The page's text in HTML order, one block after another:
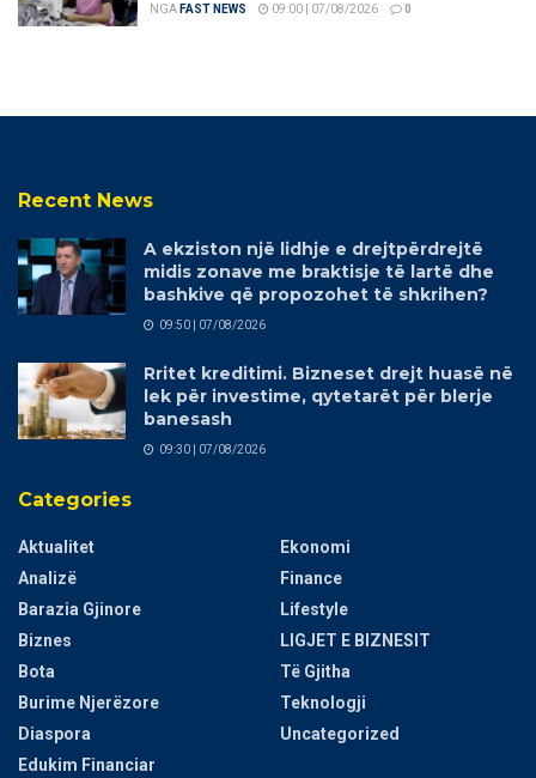
NGA FAST NEWS 09:00 | 07/08/2026 0
Recent News
A ekziston një lidhje e drejtpërdrejtë
midis zonave me braktisje të lartë dhe
bashkive që propozohet të shkrihen?
09:50 | 07/08/2026
Rritet kreditimi. Bizneset drejt huasë në
lek për investime, qytetarët për blerje
banesash
09:30 | 07/08/2026
Categories
Aktualitet
Analizë
Barazia Gjinore
Biznes
Bota
Burime Njerëzore
Diaspora
Edukim Financiar
Ekonomi
Finance
Lifestyle
LIGJET E BIZNESIT
Të Gjitha
Teknologji
Uncategorized